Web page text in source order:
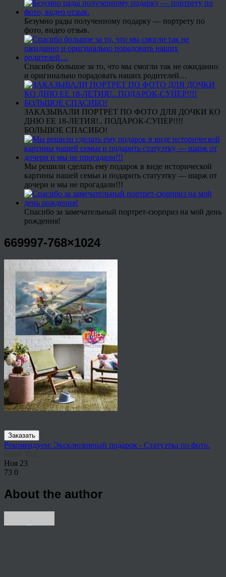
Безумно рады полученному подарку — портрету по
фото, видео отзыв.
Спасибо большое за то, что мы смогли так не ожиданно
и оригинально порадовать наших родителей…
ЗАКАЗЫВАЛИ ПОРТРЕТ ПО ФОТО ДЛЯ ДОЧКИ КО
ДНЮ ЕЕ 18-ЛЕТИЯ!.. ПОДАРОК-СУПЕР!!!!
БОЛЬШОЕ СПАСИБО!
Мы решили сделать ему подарок в виде исторической
картины нашей семьи и подарить статуэтку — шарж от
дочери и мы не прогадали!!!
Спасибо за замечательный портрет-сюрприз на мой день
рождения!
669997-768×1024
Заказать
Рекомендуем: Эксклюзивный подарок - Статуэтка по фото.
Ноя 23
73 0
About the author